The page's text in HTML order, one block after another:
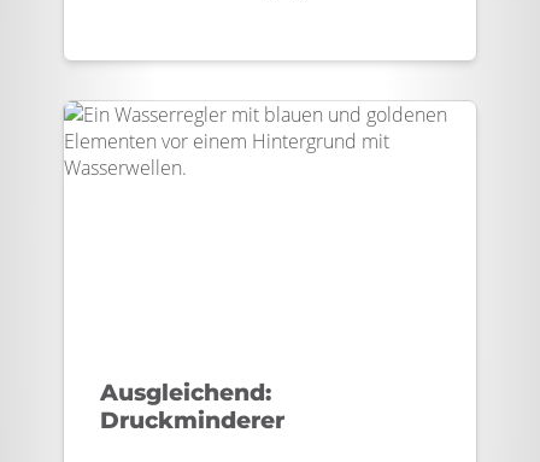
Ausgleichend:
Druckminderer